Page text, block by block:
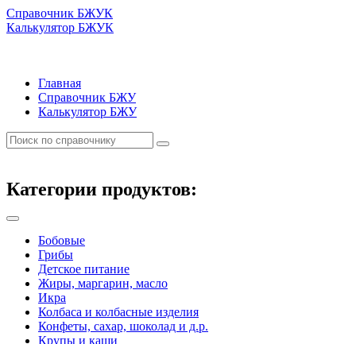
Справочник БЖУК
Калькулятор БЖУК
Главная
Справочник БЖУ
Калькулятор БЖУ
Категории продуктов:
Бобовые
Грибы
Детское питание
Жиры, маргарин, масло
Икра
Колбаса и колбасные изделия
Конфеты, сахар, шоколад и д.р.
Крупы и каши